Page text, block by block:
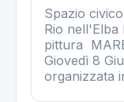
Spazio
Rio nell'Elba
pittura
Giovedì 8
organizzata